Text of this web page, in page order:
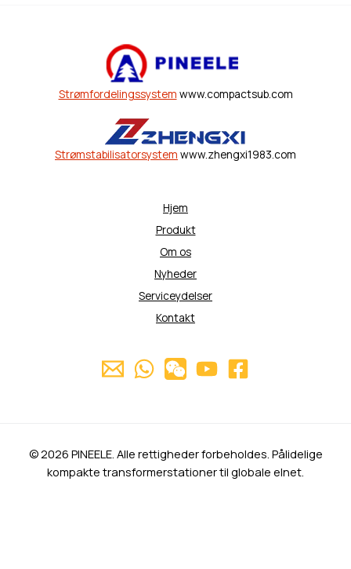
Strømfordelingssystem www.compactsub.com
Strømstabilisatorsystem www.zhengxi1983.com
Hjem
Produkt
Om os
Nyheder
Serviceydelser
Kontakt
© 2026 PINEELE. Alle rettigheder forbeholdes. Pålidelige
kompakte transformerstationer til globale elnet.